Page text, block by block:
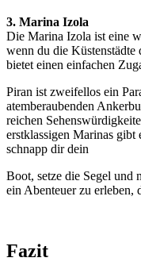
3. Marina Izola
Die Marina Izola ist eine
wenn du die Küstenstädte
bietet einen einfachen
Piran ist zweifellos ein
atemberaubenden
reichen
erstklassigen Marinas gibt
schnapp dir dein
Boot, setze die Segel und
ein Abenteuer zu erleben,
Fazit